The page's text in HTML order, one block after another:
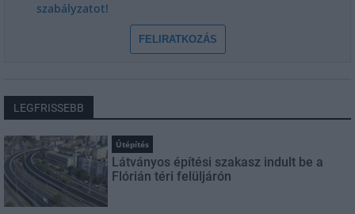
szabályzatot!
FELIRATKOZÁS
LEGFRISSEBB
Útépítés
Látványos építési szakasz indult be a
Flórián téri felüljárón